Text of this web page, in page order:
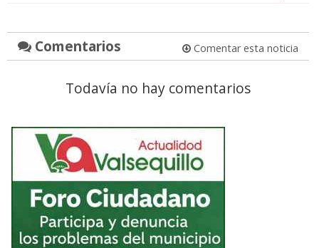
Comentarios Comentar esta noticia
Todavía no hay comentarios